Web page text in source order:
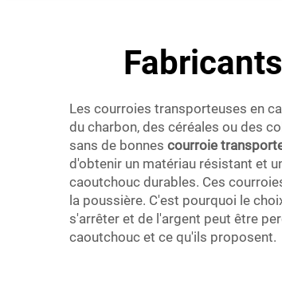
Les courroies transporteuses en
du charbon, des céréales ou des
sans de bonnes courroie
d'obtenir un matériau résistant et
caoutchouc durables. Ces
la poussière. C'est pourquoi le
s'arrêter et de l'argent peut être
caoutchouc et ce qu'ils proposent.